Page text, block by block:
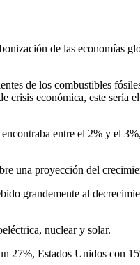
de las economías
de los combustibles
crisis económica, este sería
entre el 2% y el
una proyección del
grandemente al
nuclear y solar.
27%, Estados Unidos con